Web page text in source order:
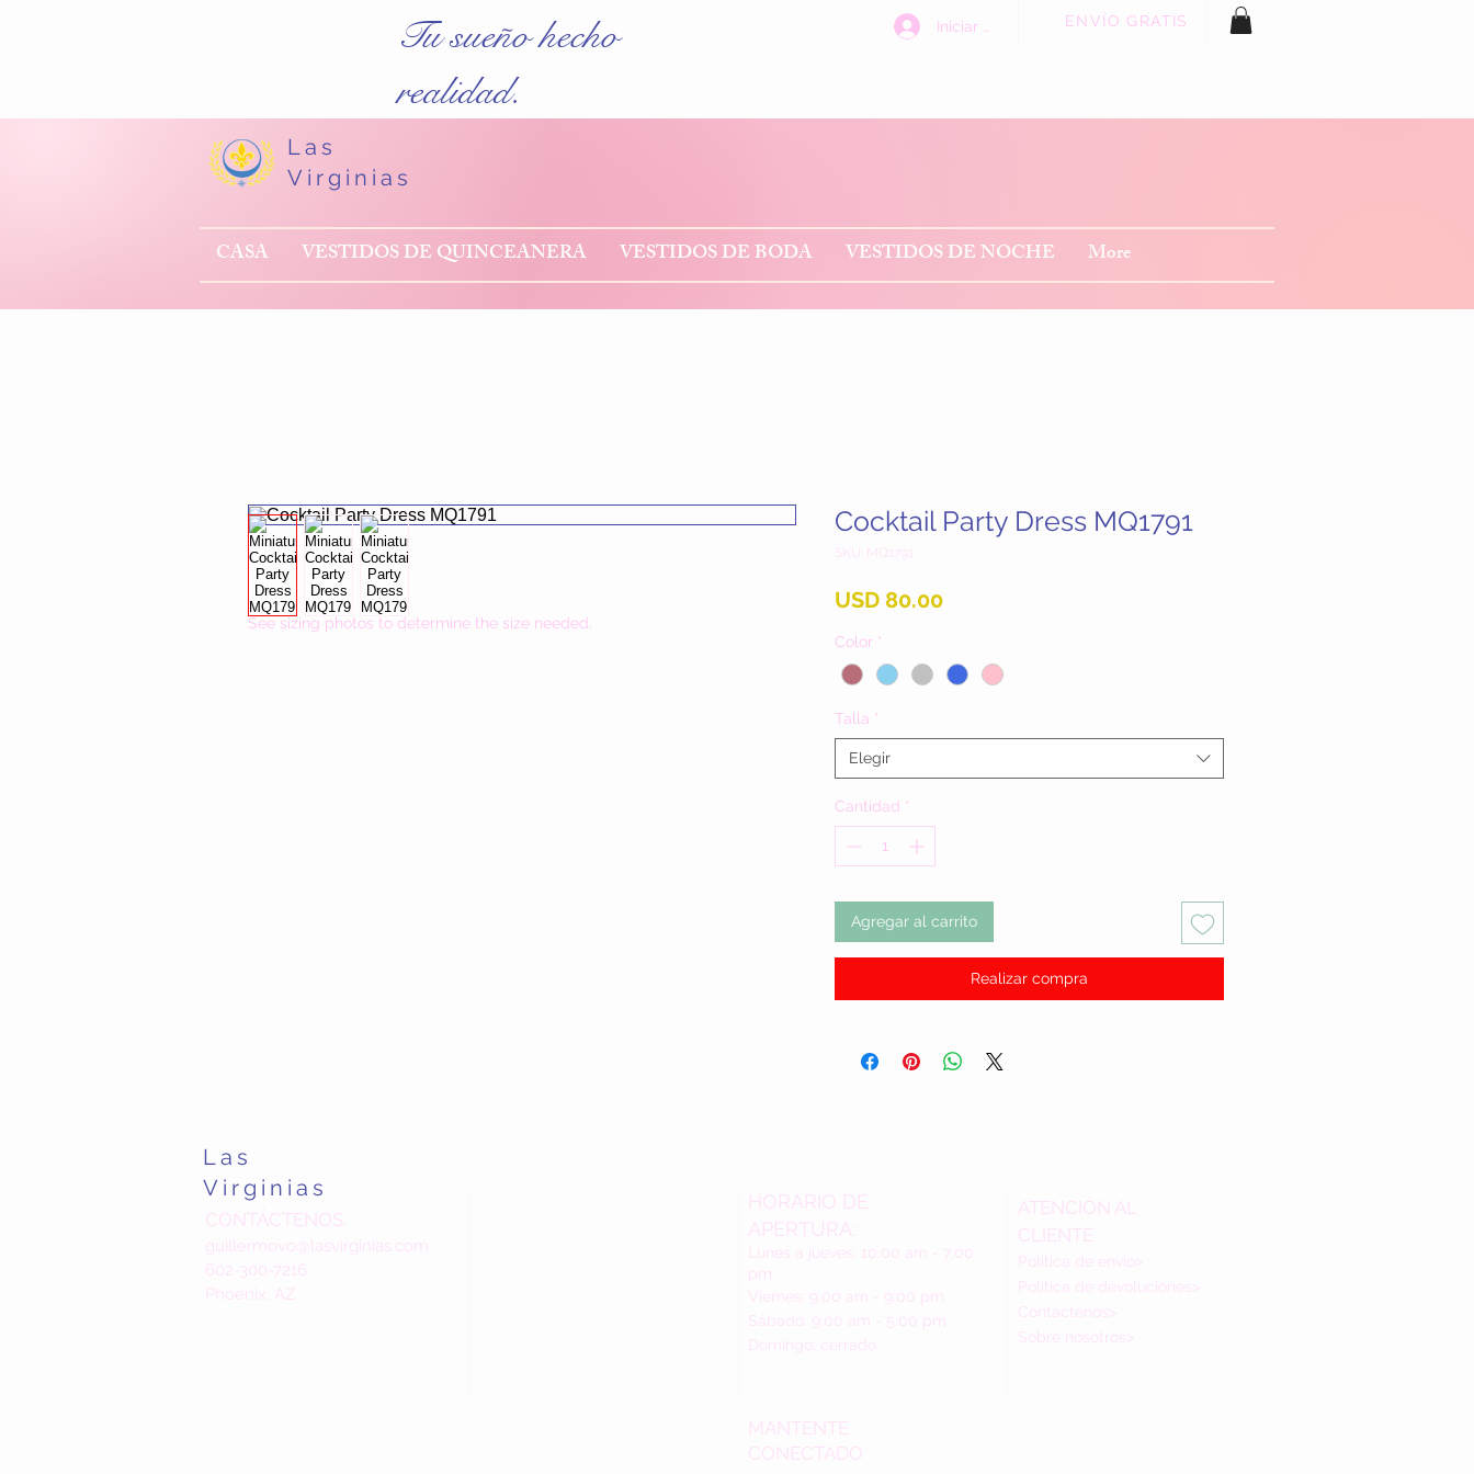
Tu sueño hecho
realidad.
Iniciar sesión ENVÍO GRATIS
Las
Virginias
CASA VESTIDOS DE QUINCEANERA VESTIDOS DE BODA VESTIDOS DE NOCHE More
See sizing photos to determine the size needed.
Cocktail Party Dress MQ1791
SKU: MQ1791
USD 80.00Precio
Color *
Talla *
Elegir
Cantidad *
Agregar al carrito
Realizar compra
Las
Virginias
CONTÁCTENOS:
guillermovo@lasvirginias.com
602-300-7216
Phoenix, AZ
HORARIO DE
APERTURA:
Lunes a jueves: 10:00 am - 7:00
pm
Viernes: 9:00 am - 9:00 pm
Sábado: 9:00 am - 5:00 pm
Domingo: cerrado
MANTENTE
CONECTADO
ATENCIÓN AL
CLIENTE
Política de envío>
Política de devoluciones>
Contáctenos>
Sobre nosotros>